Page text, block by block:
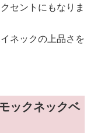
セントにもなりま
ネックの上品さを
ックネックベ